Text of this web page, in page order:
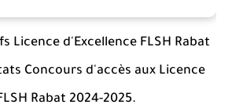
Licence d'Excellence FLSH Rabat
Concours d'accès aux Licence
Rabat 2024-2025.